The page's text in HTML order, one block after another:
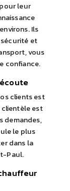
leur
Ils
et
vous
confiance.
clients est
est
demandes,
le plus
dans la
Paul.